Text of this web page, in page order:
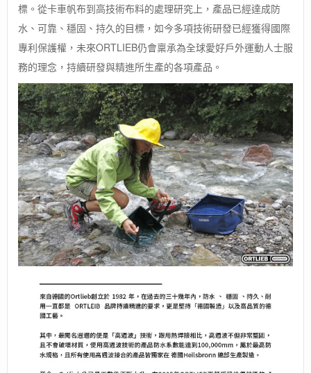
標。從卡車帆布到高技術布料的處理研究上，產品已經達成防
水、可靠、穩固、持久的目標，如今多項技術研發已經獲得國際
專利保護權，未來ORTLIEB仍會稟承為全球愛好戶外運動人士服
務的理念，持續研發與精進所生產的各項產品。